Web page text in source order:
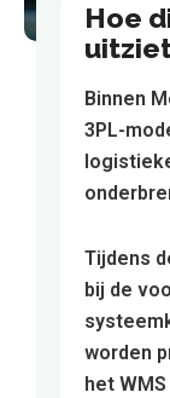
Hoe
Binnen
3PL-
Tijdens
bij de
worden
het